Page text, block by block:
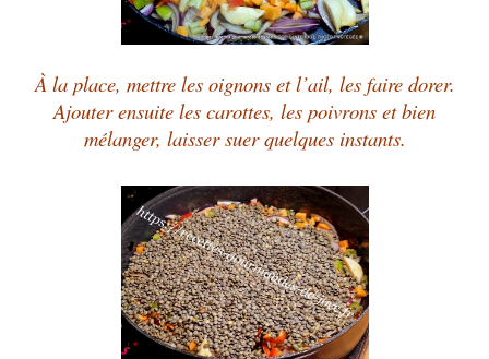
À la place, mettre les oignons et l’ail, les faire dorer.
Ajouter ensuite les carottes, les poivrons et bien
mélanger, laisser suer quelques instants.